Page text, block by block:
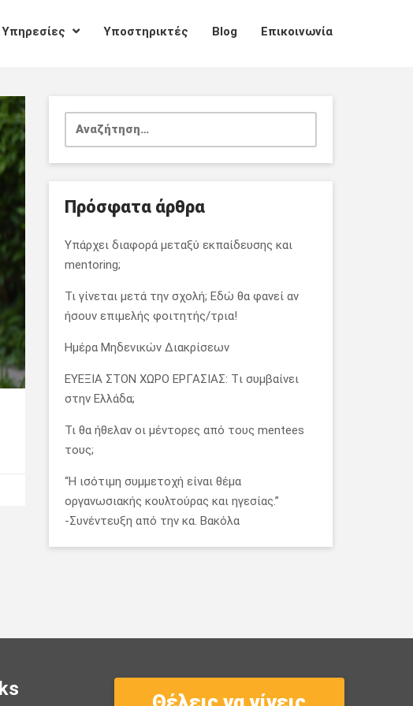
Υπηρεσίες Υποστηρικτές Blog Επικοινωνία
Αναζήτηση
Πρόσφατα άρθρα
Υπάρχει διαφορά μεταξύ εκπαίδευσης και
mentoring;
Τι γίνεται μετά την σχολή; Εδώ θα φανεί αν
ήσουν επιμελής φοιτητής/τρια!
Ημέρα Μηδενικών Διακρίσεων
ΕΥΕΞΙΑ ΣΤΟΝ ΧΩΡΟ ΕΡΓΑΣΙΑΣ: Tι συμβαίνει
στην Ελλάδα;
Τι θα ήθελαν οι μέντορες από τους mentees
τους;
“Η ισότιμη συμμετοχή είναι θέμα
οργανωσιακής κουλτούρας και ηγεσίας.”
-Συνέντευξη από την κα. Βακόλα